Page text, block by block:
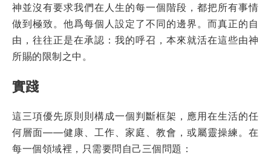
神並沒有要求我們在人生的每一個階段，都把所有事情
做到極致。他爲每個人設定了不同的邊界。而真正的自
由，往往正是在承認：我的呼召，本來就活在這些由神
所賜的限制之中。
實踐
這三項優先原則則構成一個判斷框架，應用在生活的任
何層面——健康、工作、家庭、教會，或屬靈操練。在
每一個領域裡，只需要問自己三個問題：